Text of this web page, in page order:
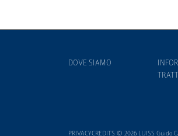
DOVE SIAMO
PRIVACYCREDITS © 2026 LUISS Guido